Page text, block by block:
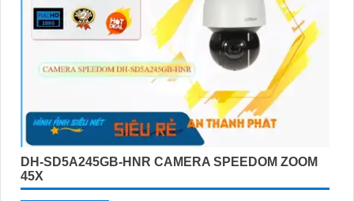
DH-SD5A245GB-HNR CAMERA SPEEDOM ZOOM
45X